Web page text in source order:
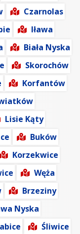
Czarnolas
Iława
Biała Nyska
Skorochów
Korfantów
Lisie Kąty
Buków
Korzekwice
Węża
Brzeziny
Nyska
Śliwice